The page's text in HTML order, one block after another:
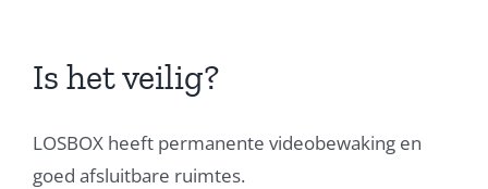
Is het veilig?
LOSBOX heeft permanente videobewaking en
goed afsluitbare ruimtes.